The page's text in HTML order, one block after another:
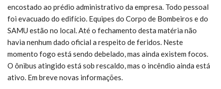
encostado ao prédio administrativo da empresa. Todo pessoal
foi evacuado do edifício. Equipes do Corpo de Bombeiros e do
SAMU estão no local. Até o fechamento desta matéria não
havia nenhum dado oficial a respeito de feridos. Neste
momento fogo está sendo debelado, mas ainda existem focos.
O ônibus atingido está sob rescaldo, mas o incêndio ainda está
ativo. Em breve novas informações.